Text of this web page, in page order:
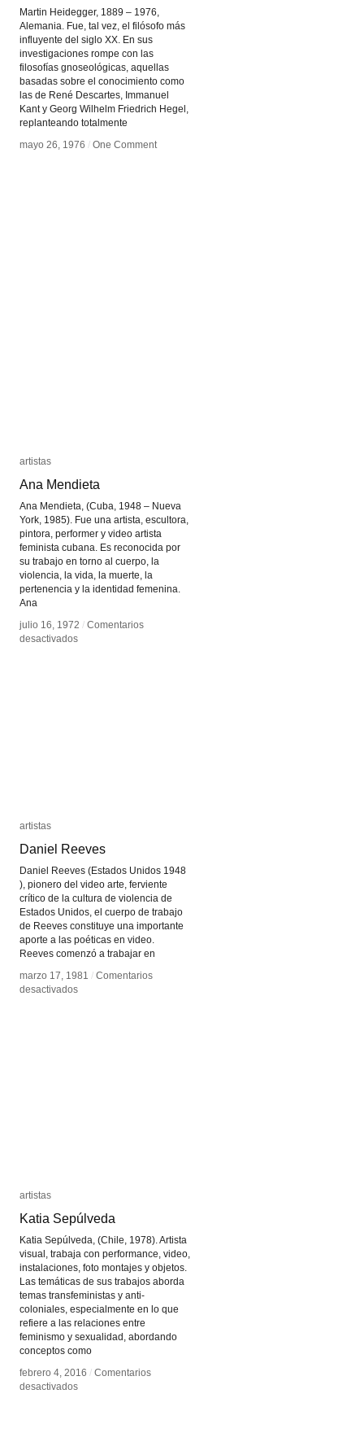
Martin Heidegger, 1889 – 1976,
Alemania. Fue, tal vez, el filósofo más
influyente del siglo XX. En sus
investigaciones rompe con las
filosofías gnoseológicas, aquellas
basadas sobre el conocimiento como
las de René Descartes, Immanuel
Kant y Georg Wilhelm Friedrich Hegel,
replanteando totalmente
mayo 26, 1976 / One Comment
mayo 26, 1976 / One Comment
artistas
Ana Mendieta
Ana Mendieta, (Cuba, 1948 – Nueva
York, 1985). Fue una artista, escultora,
pintora, performer y video artista
feminista cubana. Es reconocida por
su trabajo en torno al cuerpo, la
violencia, la vida, la muerte, la
pertenencia y la identidad femenina.
Ana
julio 16, 1972 / Comentarios
desactivadosen
artistas
Ana Mendieta
julio 16, 1972 / Comentarios
desactivadosen
artistas
Daniel Reeves
Daniel Reeves (Estados Unidos 1948
), pionero del video arte, ferviente
crítico de la cultura de violencia de
Estados Unidos, el cuerpo de trabajo
de Reeves constituye una importante
aporte a las poéticas en video.
Reeves comenzó a trabajar en
marzo 17, 1981 / Comentarios
desactivadosen
artistas
Daniel Reeves
marzo 17, 1981 / Comentarios
desactivadosen
artistas
Katia Sepúlveda
Katia Sepúlveda, (Chile, 1978). Artista
visual, trabaja con performance, video,
instalaciones, foto montajes y objetos.
Las temáticas de sus trabajos aborda
temas transfeministas y anti-
coloniales, especialmente en lo que
refiere a las relaciones entre
feminismo y sexualidad, abordando
conceptos como
febrero 4, 2016 / Comentarios
desactivadosen
artistas
Katia Sepúlveda
febrero 4, 2016 / Comentarios
desactivadosen